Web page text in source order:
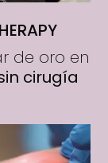
de oro en
cirugía